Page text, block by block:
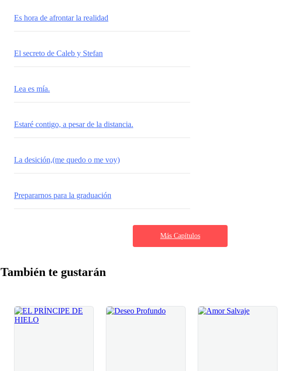
Es hora de afrontar la realidad
El secreto de Caleb y Stefan
Lea es mía.
Estaré contigo, a pesar de la distancia.
La desición,(me quedo o me voy)
Prepararnos para la graduación
Más Capítulos
También te gustarán